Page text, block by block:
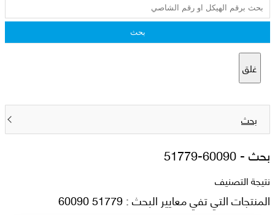
بحث
غلق
بحث
بحث -51779-60090
نتيجة التصنيف
المنتجات التي تفي معايير البحث : 51779 60090